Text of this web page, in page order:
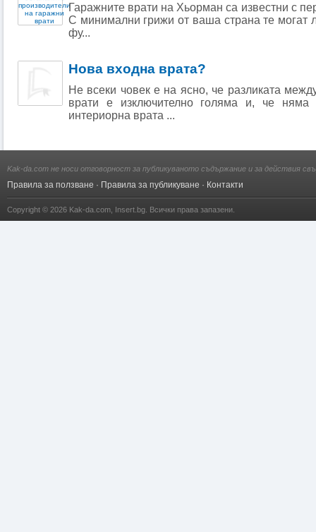
Гаражните врати на Хьорман са известни с
С минимални грижи от ваша страна те могат
фу...
Нова входна врата?
Не всеки човек е на ясно, че разликата
врати е изключително голяма и, че
интериорна врата ...
Kak-da.com не носи отговорност за публикуваното съдържание и за действия
Правила за ползване · Правила за публикуване · Контакти
Copyright © 2026 Kak-da.com Insert.bg . Всички права запазени.